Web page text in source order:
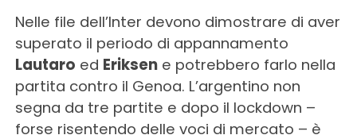
Nelle file dell’Inter devono dimostrare di aver
superato il periodo di appannamento
Lautaro ed Eriksene potrebbero farlo nella
partita contro il Genoa. L’argentino non
segna da tre partite e dopo il lockdown –
forse risentendo delle voci di mercato – è